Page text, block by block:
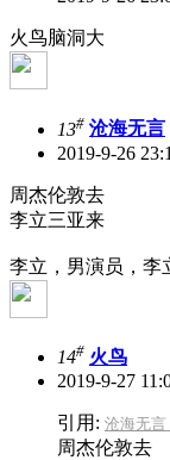
火鸟脑洞大
13# 沧海无言
2019-9-26
周杰伦敦去
李立三亚来
李立，男演员，李
14# 火鸟
2019-9-27
引用: 沧海无言
周杰伦敦去